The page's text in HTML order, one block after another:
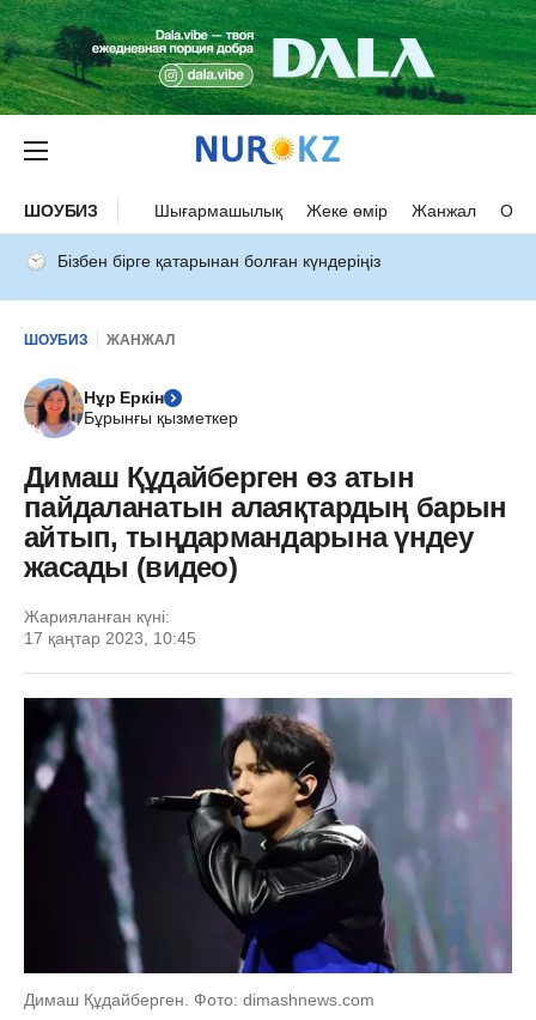
ШОУБИЗ Шығармашылық Жеке өмір Жанжал
Бізбен бірге қатарынан болған күндеріңіз
ШОУБИЗ ЖАНЖАЛ
Нұр Еркін
Бұрынғы қызметкер
Димаш Құдайберген өз атын
пайдаланатын алаяқтардың барын
айтып, тыңдармандарына үндеу
жасады (видео)
Жарияланған күні:
17 қаңтар 2023, 10:45
Димаш Құдайберген. Фото: dimashnews.com